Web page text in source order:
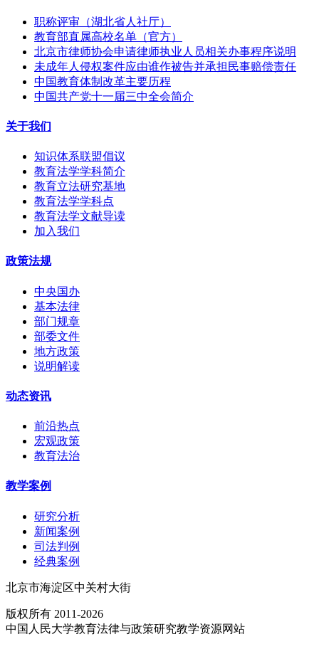
职称评审（湖北省人社厅）
教育部直属高校名单（官方）
北京市律师协会申请律师执业人员相关办事程序说明
未成年人侵权案件应由谁作被告并承担民事赔偿责任
中国教育体制改革主要历程
中国共产党十一届三中全会简介
关于我们
知识体系联盟倡议
教育法学学科简介
教育立法研究基地
教育法学学科点
教育法学文献导读
加入我们
政策法规
中央国办
基本法律
部门规章
部委文件
地方政策
说明解读
动态资讯
前沿热点
宏观政策
教育法治
教学案例
研究分析
新闻案例
司法判例
经典案例
北京市海淀区中关村大街
版权所有 2011-2026
中国人民大学教育法律与政策研究教学资源网站